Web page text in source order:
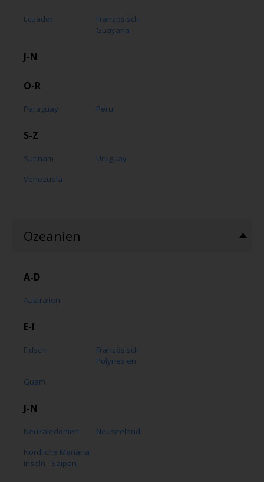
Ecuador
Französisch
Guayana
J-N
O-R
Paraguay Peru
S-Z
Surinam
Uruguay
Venezuela
Ozeanien
A-D
Australien
E-I
Fidschi
Französisch
Polynesien
Guam
J-N
Neukaledonien
Neuseeland
Nördliche Mariana
Inseln - Saipan